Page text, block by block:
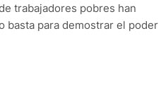
trabajadores pobres han
basta para demostrar el poder